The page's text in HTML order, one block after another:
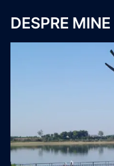
DESPRE MINE